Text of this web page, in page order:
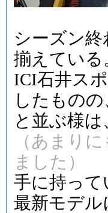
シーズン
揃えている
ICI石井ス
したもの
と並ぶ様
（あまり
ました）
手に持って
最新モデル